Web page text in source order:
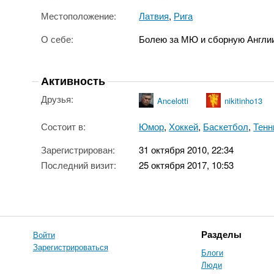
Местоположение:
Латвия, Рига
О себе:
Болею за МЮ и сборную
Активность
Друзья: Ancelotti nikitinho13
Состоит в: Юмор,Хоккей, Баскетбол,
Зарегистрирован:
31 октября 2010, 22:34
Последний визит:
25 октября 2017, 10:53
Войти
Зарегистрироваться
Разделы
Блоги
Люди